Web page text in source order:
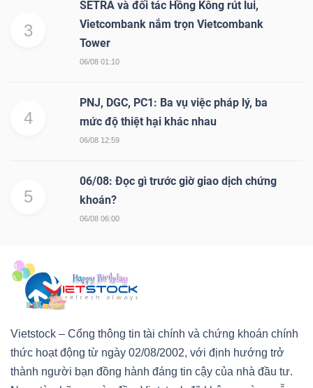
3
SETRA và đối tác Hồng Kông rút lui,
Vietcombank nắm trọn Vietcombank
Tower
06/08 01:10
4
PNJ, DGC, PC1: Ba vụ việc pháp lý, ba
mức độ thiệt hại khác nhau
06/08 12:59
5
06/08: Đọc gì trước giờ giao dịch chứng
khoán?
06/08 06:00
Vietstock – Cổng thông tin tài chính và chứng khoán chính
thức hoạt động từ ngày 02/08/2002, với định hướng trở
thành người bạn đồng hành đáng tin cậy của nhà đầu tư.